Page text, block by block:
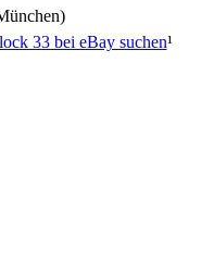
33 bei eBay suchen¹